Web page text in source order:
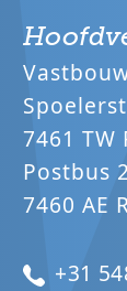
7461 TW
Postbus
7460 AE
+31